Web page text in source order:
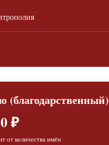
(благодарственный)
₽
от количества имён